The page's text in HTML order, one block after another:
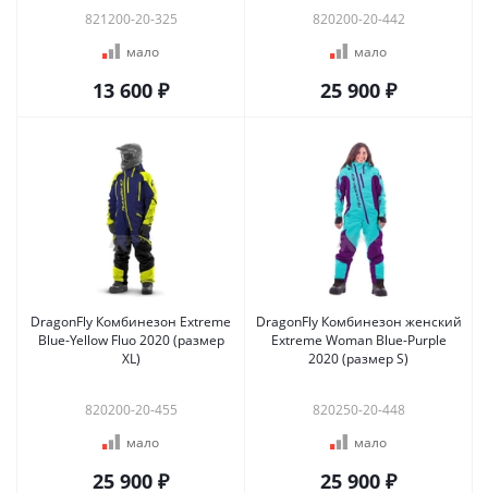
821200-20-325
мало
13 600 ₽
820200-20-442
мало
25 900 ₽
DragonFly Комбинезон Extreme
Blue-Yellow Fluo 2020 (размер
XL)
820200-20-455
мало
25 900 ₽
DragonFly Комбинезон женский
Extreme Woman Blue-Purple
2020 (размер S)
820250-20-448
мало
25 900 ₽